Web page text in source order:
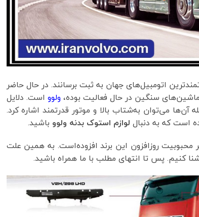
اتومبیل‌های جهان به ثبت برسانند. در حال حاضر
ماشین‌های سنگین در حال فعالیت بوده، ولوو است. دلایل
آن‌ها می‌توان به‌شتاب بالا و موتور قدرتمند اشاره کرد.
است که به دنبال لوازم استوک بدنه ولوو باشید.
روزافزون این برند افزوده‌است. به همین علت
کنیم. پس تا انتهای مطلب با ما همراه باشید.